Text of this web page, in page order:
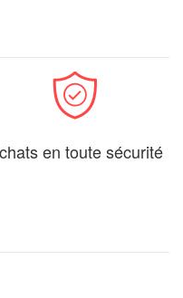
en toute sécurité